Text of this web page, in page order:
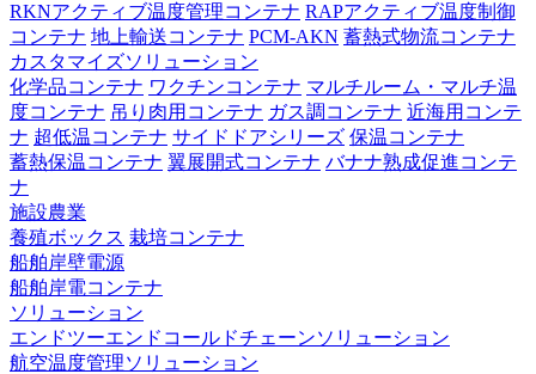
RKNアクティブ温度管理コンテナ RAPアクティブ温度制御
コンテナ 地上輸送コンテナ PCM-AKN 蓄熱式物流コンテナ
カスタマイズソリューション
化学品コンテナ ワクチンコンテナ マルチルーム・マルチ温
度コンテナ 吊り肉用コンテナ ガス調コンテナ 近海用コンテ
ナ 超低温コンテナ サイドドアシリーズ 保温コンテナ
蓄熱保温コンテナ 翼展開式コンテナ バナナ熟成促進コンテ
ナ
施設農業
養殖ボックス 栽培コンテナ
船舶岸壁電源
船舶岸電コンテナ
ソリューション
エンドツーエンドコールドチェーンソリューション
航空温度管理ソリューション